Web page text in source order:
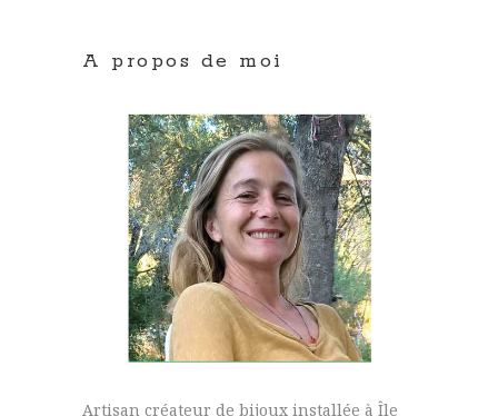
A propos de moi
Artisan créateur de bijoux installée à Île